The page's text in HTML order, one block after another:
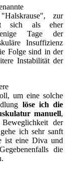
zur
sich als eher
Tage der
Insuffizienz
Folge sind in der
Instabilität der
um eine solche
löse ich die
manuell,
der
ich sehr sanft
ist eine Diva und
die